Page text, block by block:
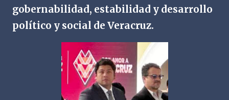
gobernabilidad, estabilidad y desarrollo
político y social de Veracruz.